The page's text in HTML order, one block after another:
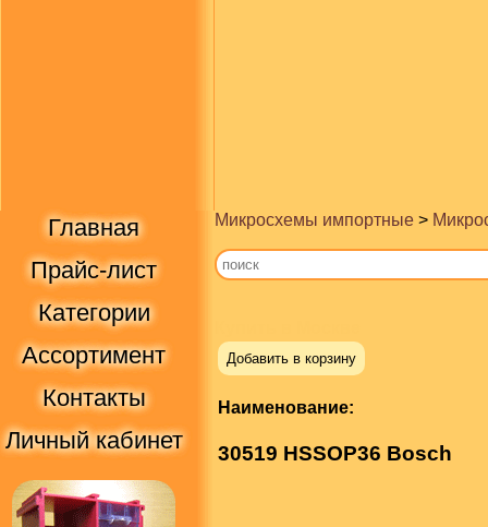
Главная
Прайс-лист
Категории
Ассортимент
Контакты
Личный кабинет
Микросхемы импортные >
Добавить в корзину
Наименование:
30519 HSSOP36 Bosch